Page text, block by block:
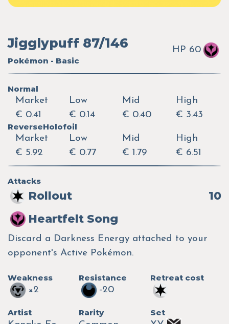
Jigglypuff 87/146
Pokémon - Basic
HP 60
Normal
Market
€ 0.41
Low
€ 0.14
Mid
€ 0.40
High
€ 3.43
ReverseHolofoil
Market
€ 5.92
Low
€ 0.77
Mid
€ 1.79
High
€ 6.51
Attacks
Rollout
10
Heartfelt Song
Discard a Darkness Energy attached to your
opponent's Active Pokémon.
Weakness
×2
Resistance
-20
Retreat cost
Artist
Rarity
Set